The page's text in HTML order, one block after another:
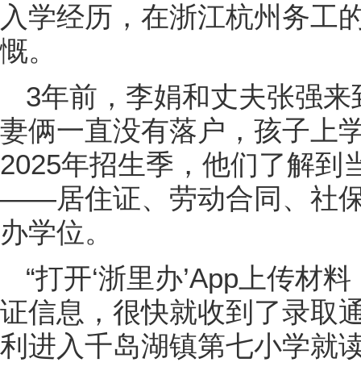
入学经历，在浙江杭州务工
慨。
3年前，李娟和丈夫张强
妻俩一直没有落户，孩子上
2025年招生季，他们了解到
——居住证、劳动合同、社
办学位。
“打开‘浙里办’App上传材
证信息，很快就收到了录取
利进入千岛湖镇第七小学就